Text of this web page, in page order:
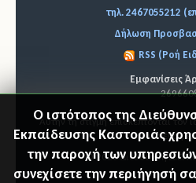
τηλ. 2467055212
Δήλωση
RSS (Ροή
Εμφανίσεις
Αυτήν τη στιγμή επισκέπτονται
κανένα
Ο ιστότοπος της
Εκπαίδευσης Καστοριάς
την παροχή των
συνεχίσετε την περιήγησή
© 2026 Διεύθυνση Δ.Ε.